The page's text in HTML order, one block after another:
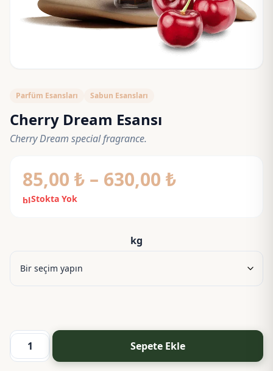
Parfüm Esansları Sabun Esansları
Cherry Dream Esansı
Cherry Dream special fragrance.
85,00 ₺ – 630,00 ₺Fiyat
-
630,00 ₺
block
Stokta Yok
kg
Cherry
Sepete Ekle